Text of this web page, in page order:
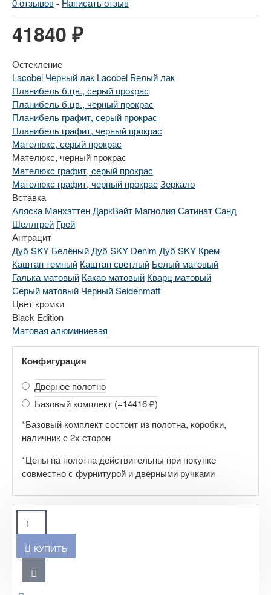
0 отзывов- Написать отзыв
41840 ₽
Остекление
Lacobel Черный лак Lacobel Белый лак
Планибель б.цв., серый прокрас
Планибель б.цв., черный прокрас
Планибель графит, серый прокрас
Планибель графит, черный прокрас
Мателюкс, серый прокрас
Мателюкс, черный прокрас
Мателюкс графит, серый прокрас
Мателюкс графит, черный прокрас Зеркало
Вставка
Аляска МанхэттенДаркВайт Магнолия СатинатСанд
Шеллгрей Грей
Антрацит
Дуб SKY БелёныйДуб SKY Denim Дуб SKY Крем
Каштан темный Каштан светлый Белый матовый
Галька матовый Какао матовый Кварц матовый
Серый матовый Черный Seidenmatt
Цвет кромки
Black Edition
Матовая алюминиевая
Конфигурация
Дверное полотно
Базовый комплект (+14416 ₽)
*Базовый комплект состоит из полотна, коробки,
наличник с 2х сторон
*Цены на полотна действительны при покупке
совместно с фурнитурой и дверными ручками
КУПИТЬ